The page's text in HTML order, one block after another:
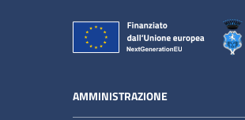
AMMINISTRAZIONE